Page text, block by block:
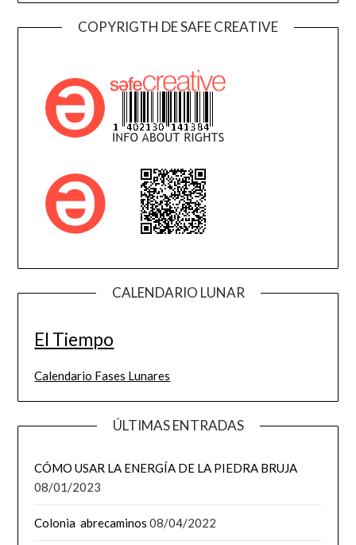
COPYRIGTH DE SAFE CREATIVE
CALENDARIO LUNAR
El Tiempo
Calendario Fases Lunares
ÚLTIMAS ENTRADAS
CÓMO USAR LA ENERGÍA DE LA PIEDRA BRUJA
08/01/2023
Colonia abrecaminos 08/04/2022